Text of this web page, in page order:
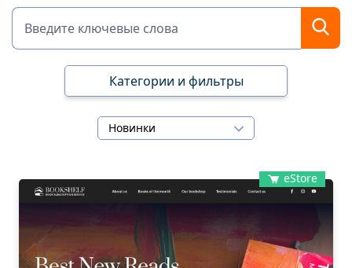
Категории и фильтры
Новинки
eStore